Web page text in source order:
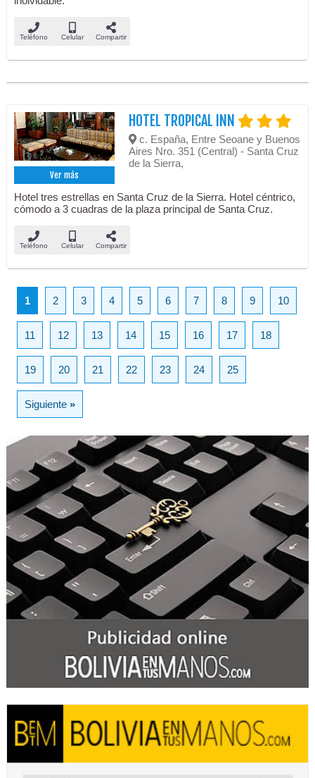
Teléfono Celular Compartir
Ver más
HOTEL TROPICAL INN
c. España, Entre Seoane y Buenos
Aires Nro. 351 (Central) - Santa Cruz
de la Sierra,
Hotel tres estrellas en Santa Cruz de la Sierra. Hotel céntrico,
cómodo a 3 cuadras de la plaza principal de Santa Cruz.
Teléfono Celular Compartir
1 2 3 4 5 6 7 8 9 10
11 12 13 14 15 16 17 18
19 20 21 22 23 24 25
Siguiente»